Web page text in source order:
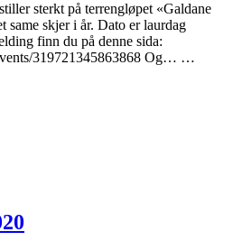
sterkt på terrengløpet «Galdane
skjer i år. Dato er laurdag
finn du på denne sida:
319721345863868 Og… …